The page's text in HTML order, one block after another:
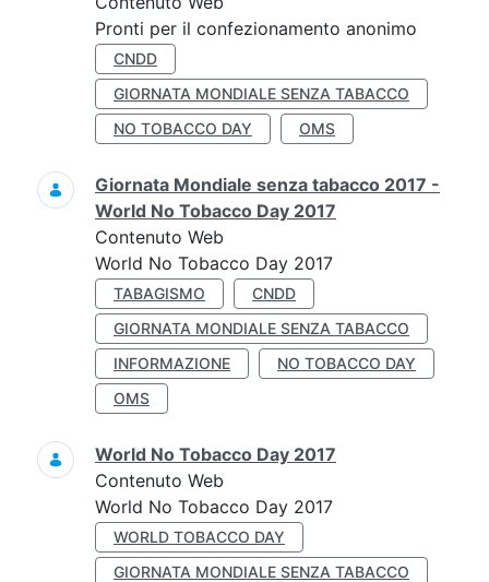
Pronti per il confezionamento anonimo
CNDD
GIORNATA MONDIALE SENZA TABACCO
NO TOBACCO DAY
OMS
Giornata Mondiale senza tabacco 2017 -
World No Tobacco Day 2017
Contenuto Web
World No Tobacco Day 2017
TABAGISMO
CNDD
GIORNATA MONDIALE SENZA TABACCO
INFORMAZIONE
NO TOBACCO DAY
OMS
World No Tobacco Day 2017
Contenuto Web
World No Tobacco Day 2017
WORLD TOBACCO DAY
GIORNATA MONDIALE SENZA TABACCO